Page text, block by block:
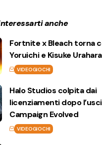
anche
Fortnite x Bleach torna
Yoruichi e Kisuke Urahara
VIDEOGIOCHI
Halo Studios colpita dai
licenziamenti dopo
Campaign Evolved
VIDEOGIOCHI